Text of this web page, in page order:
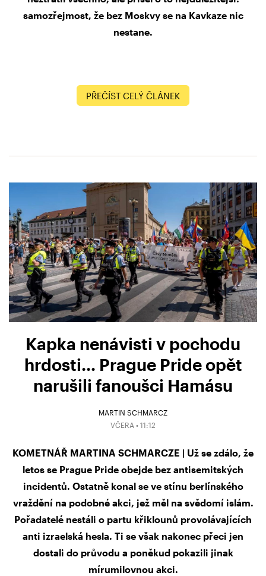
samozřejmost, že bez Moskvy se na Kavkaze nic
nestane.
PŘEČÍST CELÝ ČLÁNEK
Kapka nenávisti v pochodu
hrdosti… Prague Pride opět
narušili fanoušci Hamásu
MARTIN SCHMARCZ
VČERA • 11:12
KOMETNÁŘ MARTINA SCHMARCZE | Už se zdálo, že
letos se Prague Pride obejde bez antisemitských
incidentů. Ostatně konal se ve stínu berlínského
vraždění na podobné akci, jež měl na svědomí islám.
Pořadatelé nestáli o partu křiklounů provolávajících
anti izraelská hesla. Ti se však nakonec přeci jen
dostali do průvodu a poněkud pokazili jinak
mírumilovnou akci.